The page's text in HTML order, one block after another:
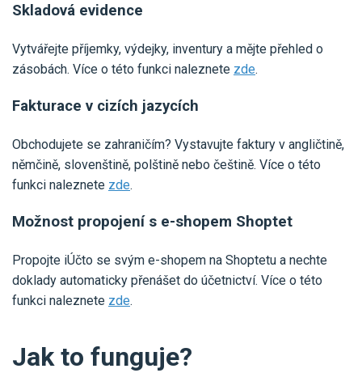
Skladová evidence
Vytvářejte příjemky, výdejky, inventury a mějte přehled o
zásobách. Více o této funkci naleznete zde.
Fakturace v cizích jazycích
Obchodujete se zahraničím? Vystavujte faktury v angličtině,
němčině, slovenštině, polštině nebo češtině. Více o této
funkci naleznete zde.
Možnost propojení s e-shopem Shoptet
Propojte iÚčto se svým e-shopem na Shoptetu a nechte
doklady automaticky přenášet do účetnictví. Více o této
funkci naleznete zde.
Jak to funguje?